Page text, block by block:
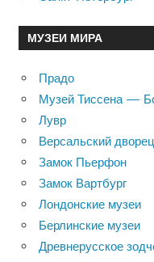
МУЗЕИ МИРА
Прадо
Музей Тиссена —
Лувр
Версальский дворец
Замок Пьерфон
Замок Вартбург
Лондонские музеи
Берлинские музеи
Древнерусское